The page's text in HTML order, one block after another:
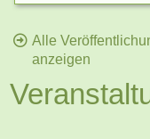
10.10.2024
derTalsperre
Alle
anzeigen